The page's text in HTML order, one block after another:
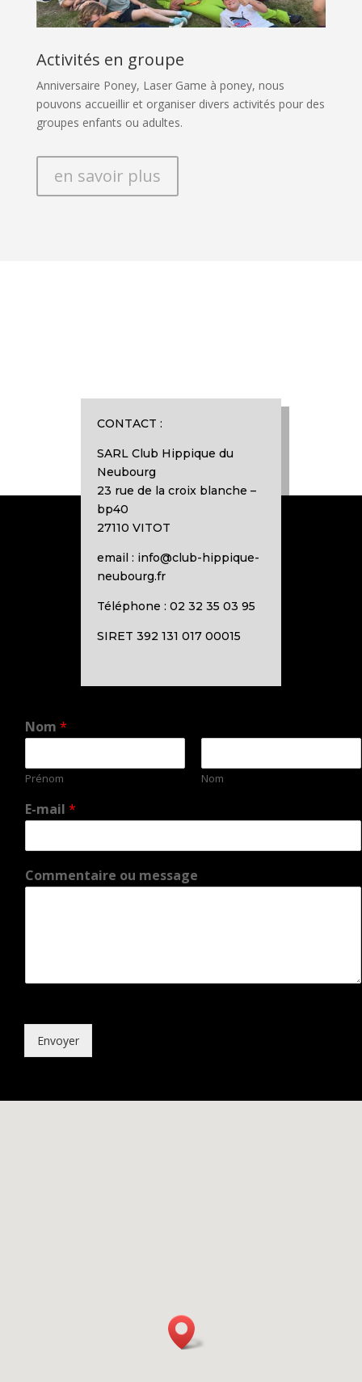
Activités en groupe
Anniversaire Poney, Laser Game à poney, nous
pouvons accueillir et organiser divers activités pour des
groupes enfants ou adultes.
en savoir plus
CONTACT :
SARL Club Hippique du
Neubourg
23 rue de la croix blanche –
bp40
27110 VITOT
email : info@club-hippique-
neubourg.fr
Téléphone : 02 32 35 03 95
SIRET 392 131 017 00015
Nom *
Prénom Nom
E-mail *
Commentaire ou message
Envoyer